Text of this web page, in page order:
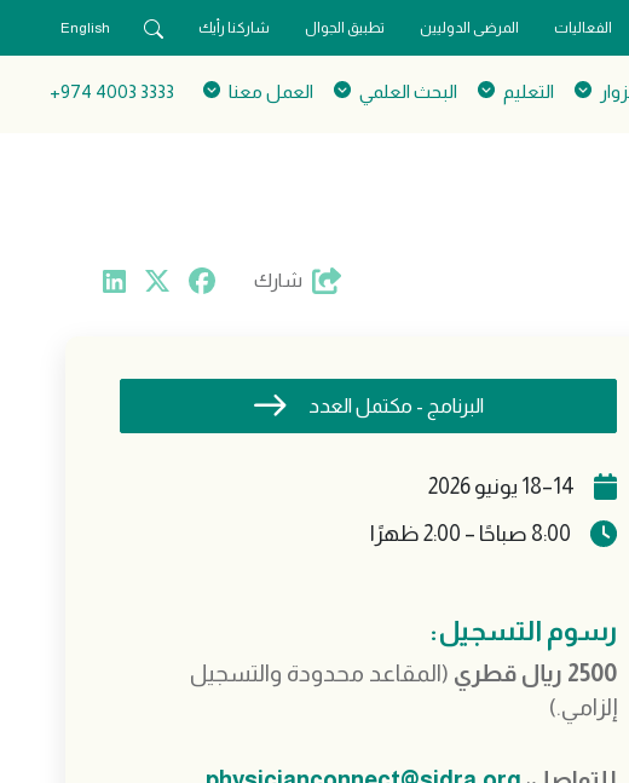
الفعاليات المرضى الدوليين تطبيق الجوال شاركنا رأيك English
التعليم البحث العلمي العمل معنا 3333 4003 974+
شارك
البرنامج - مكتمل العدد
14–18 يونيو 2026
8:00 صباحًا – 2:00 ظهرًا
رسوم التسجيل:
2500 ريال قطري
(المقاعد محدودة والتسجيل
إلزامي.)